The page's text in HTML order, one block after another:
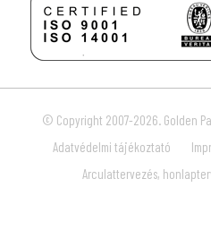
© Copyright 2007-2026. Golden
Adatvédelmi tájékoztató
Arculattervezés,